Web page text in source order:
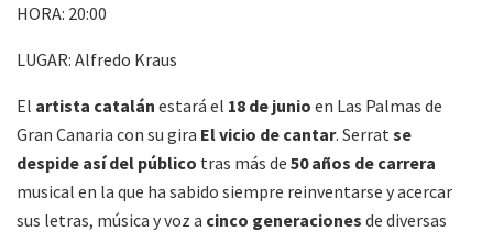
HORA: 20:00
LUGAR: Alfredo Kraus
El artista catalán estará el 18 de junio en Las Palmas de
Gran Canaria con su gira El vicio de cantar. Serrat se
despide así del público tras más de 50 años de carrera
musical en la que ha sabido siempre reinventarse y acercar
sus letras, música y voz a cinco generaciones de diversas